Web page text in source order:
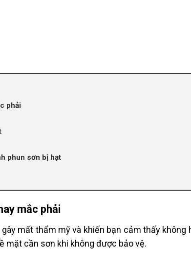
phải
phun sơn bị hạt
mắc phải
mất thẩm mỹ và khiến bạn cảm thấy
mặt cần sơn khi không được bảo vệ.